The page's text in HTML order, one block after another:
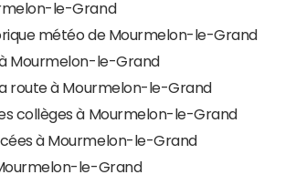
le-Grand
météo de Mourmelon-le-Grand
Mourmelon-le-Grand
route à Mourmelon-le-Grand
collèges à Mourmelon-le-Grand
à Mourmelon-le-Grand
le-Grand